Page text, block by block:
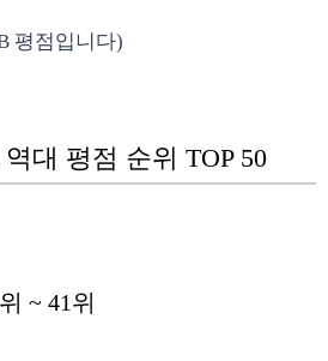
평점입니다)
대 평점 순위 TOP 50
~ 41위